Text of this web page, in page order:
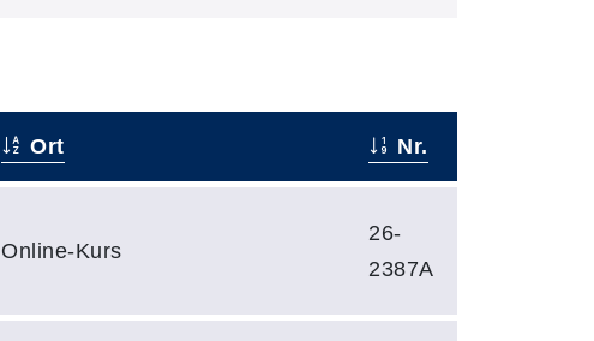
Ort Nr.
Online-Kurs
26-
2387A